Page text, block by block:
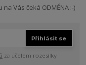
Vás čeká ODMĚNA :-)
Přihlásit se
za účelem rozesílky